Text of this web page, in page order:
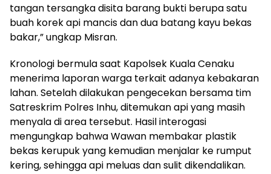
tangan tersangka disita barang bukti berupa satu
buah korek api mancis dan dua batang kayu bekas
bakar,” ungkap Misran.
Kronologi bermula saat Kapolsek Kuala Cenaku
menerima laporan warga terkait adanya kebakaran
lahan. Setelah dilakukan pengecekan bersama tim
Satreskrim Polres Inhu, ditemukan api yang masih
menyala di area tersebut. Hasil interogasi
mengungkap bahwa Wawan membakar plastik
bekas kerupuk yang kemudian menjalar ke rumput
kering, sehingga api meluas dan sulit dikendalikan.